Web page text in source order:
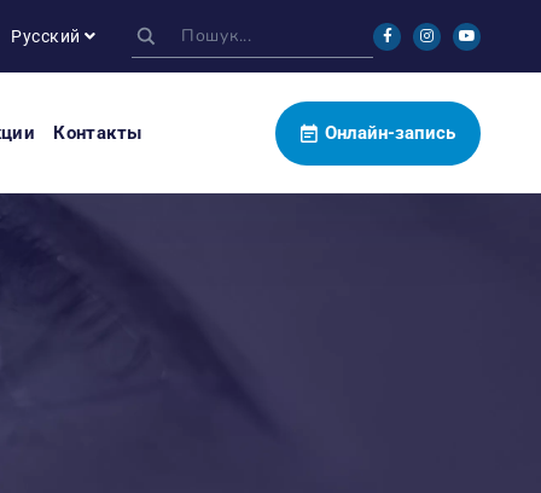
Русский
Контакты Онлайн-запись